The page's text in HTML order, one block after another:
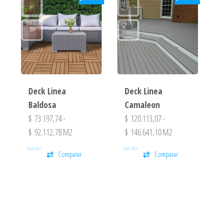
Deck Linea
Baldosa
$ 73.197,74-
$ 92.112,78M2
Deck Wpc
Comparar
Deck Linea
Camaleon
$ 120.113,07-
$ 146.641,10M2
Deck Wpc
Comparar